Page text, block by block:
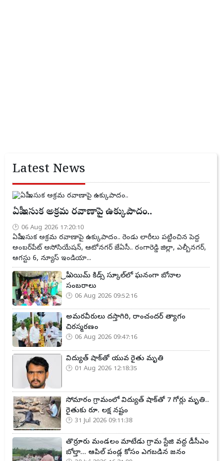
Latest News
ఏపీ ఇసుక అక్రమ రవాణాపై ఉక్కుపాదం..
06 Aug 2026 17:20:10
ఏపీ ఇసుక అక్రమ రవాణాపై ఉక్కుపాదం.. రెండు లారీలు పట్టించిన పెద్ద
అంబర్‌పేట్ అసోసియేషన్, ఆటోనగర్ జేఏసీ.. రంగారెడ్డి జిల్లా, ఎల్బీనగర్,
ఆగస్టు 6, న్యూస్ ఇండియా...
ప్రీ ఎయిమ్ కిడ్స్ స్కూల్‌లో ఘనంగా బోనాల
సంబరాలు
06 Aug 2026 09:52:16
అమరవీరులు దస్తాగిరి, రాంచందర్ త్యాగం
చిరస్మరణం
06 Aug 2026 09:47:16
విద్యుత్ షాక్‌తో యువ రైతు మృతి
01 Aug 2026 12:18:35
సోమారం గ్రామంలో విద్యుత్ షాక్‌తో 7 గోర్లు మృతి..
రైతుకు రూ. లక్ష నష్టం
31 Jul 2026 09:11:38
తొర్రూరు మండలం మాటేడు గ్రామ స్టేజి వద్ద డీసీఎం
బోల్తా... ఆపిల్ పండ్ల కోసం ఎగబడిన జనం